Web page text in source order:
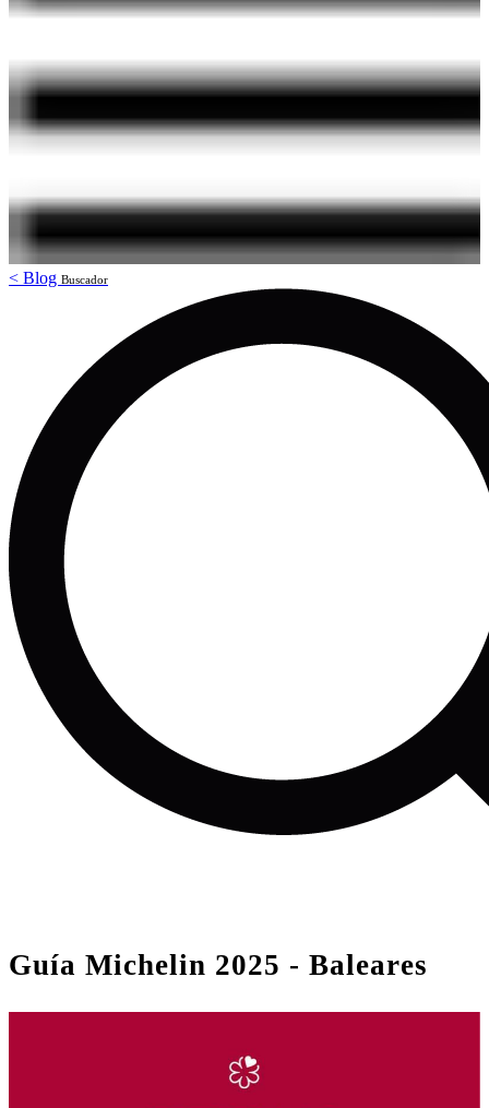
< Blog Buscador
Guía Michelin 2025 - Baleares